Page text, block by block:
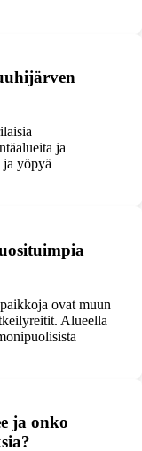
ja
yöpyä
ovat muun
Alueella
ja onko